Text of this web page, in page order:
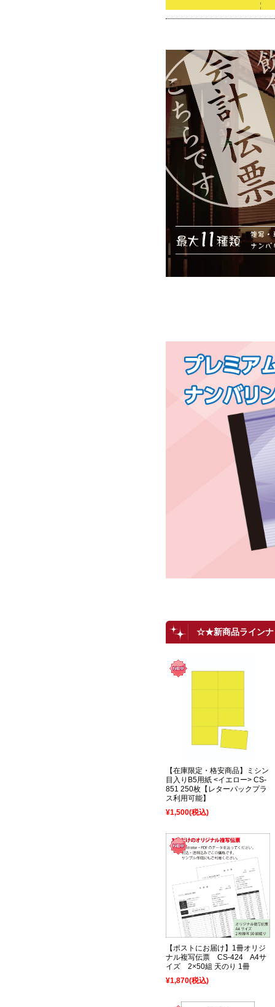
☆★新商品ライン
【在庫限定・格安商品】ミシン
目入りB5用紙 <イエロー> CS-
851 250枚【レターパックプラ
ス利用可能】
¥1,500(税込)
【ポストにお届け】1冊オリジ
ナル複写伝票 CS-424 A4サ
イズ 2×50組 天のり 1冊
¥1,870(税込)